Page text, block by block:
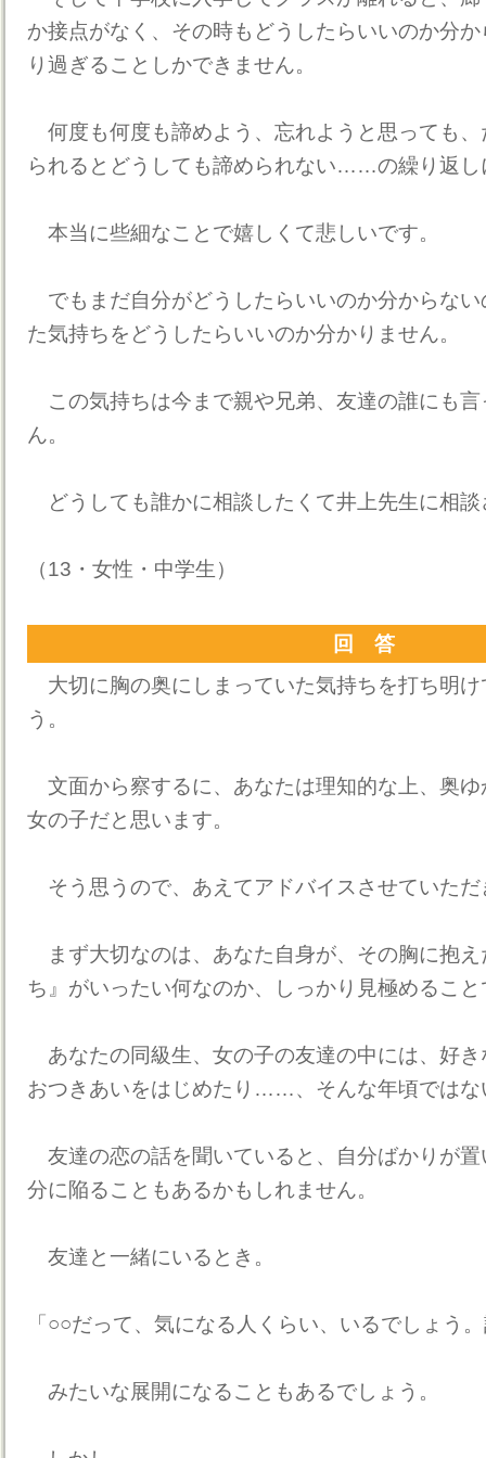
か接点がなく、その時もどうしたらいいのか分
り過ぎることしかできません。
何度も何度も諦めよう、忘れようと思っても
られるとどうしても諦められない……の繰り返し
本当に些細なことで嬉しくて悲しいです。
でもまだ自分がどうしたらいいのか分からな
た気持ちをどうしたらいいのか分かりません。
この気持ちは今まで親や兄弟、友達の誰にも言
ん。
どうしても誰かに相談したくて井上先生に相談
（13・女性・中学生）
回 答
大切に胸の奥にしまっていた気持ちを打ち明け
う。
文面から察するに、あなたは理知的な上、奥
女の子だと思います。
そう思うので、あえてアドバイスさせていただ
まず大切なのは、あなた自身が、その胸に抱
ち』がいったい何なのか、しっかり見極めること
あなたの同級生、女の子の友達の中には、好
おつきあいをはじめたり……、そんな年頃ではな
友達の恋の話を聞いていると、自分ばかりが
分に陥ることもあるかもしれません。
友達と一緒にいるとき。
「○○だって、気になる人くらい、いるでしょう
みたいな展開になることもあるでしょう。